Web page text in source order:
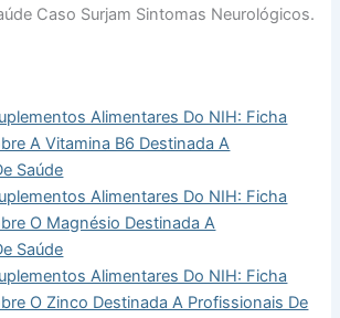
Caso Surjam Sintomas Neurológicos.
Alimentares Do NIH: Ficha
A Vitamina B6 Destinada A
Saúde
Alimentares Do NIH: Ficha
O Magnésio Destinada A
Saúde
Alimentares Do NIH: Ficha
O Zinco Destinada A Profissionais De